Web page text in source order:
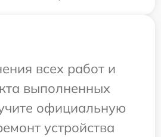
всех работ и
выполненных
официальную
устройства